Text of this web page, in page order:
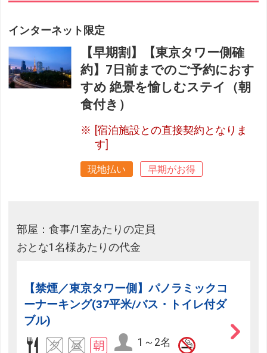
インターネット限定
【早期割】【東京タワー側確
約】7日前までのご予約におす
すめ 絶景を愉しむステイ（朝
食付き）
[宿泊施設との直接契約となりま
す]
現地払い 早期がお得
部屋：食事/1室あたりの定員
おとな1名様あたりの代金
【禁煙／東京タワー側】パノラミックコ
ーナーキング(37平米/バス・トイレ付ダ
ブル)
1～2名